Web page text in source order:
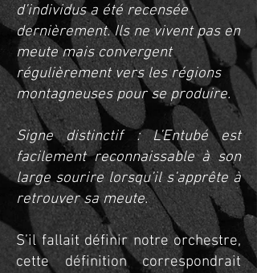
d’individus a été recensée
dernièrement. Ils ne vivent pas en
meute mais convergent
régulièrement vers les régions
montagneuses pour se produire.
Signe distinctif : L’Entubé est
facilement reconnaissable à son
large sourire lorsqu’il s’apprête à
retrouver sa meute.
S’il fallait définir notre orchestre,
cette définition correspondrait